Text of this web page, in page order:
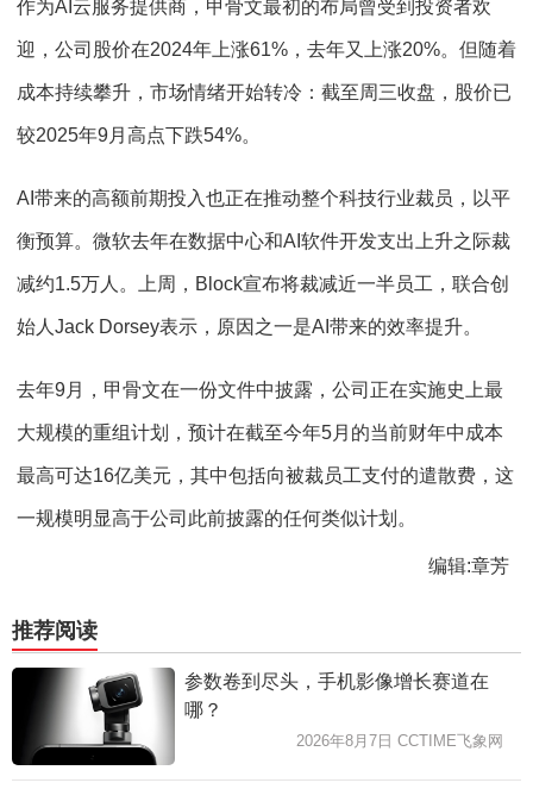
作为AI云服务提供商，甲骨文最初的布局曾受到投资者欢
迎，公司股价在2024年上涨61%，去年又上涨20%。但随着
成本持续攀升，市场情绪开始转冷：截至周三收盘，股价已
较2025年9月高点下跌54%。
AI带来的高额前期投入也正在推动整个科技行业裁员，以平
衡预算。微软去年在数据中心和AI软件开发支出上升之际裁
减约1.5万人。上周，Block宣布将裁减近一半员工，联合创
始人Jack Dorsey表示，原因之一是AI带来的效率提升。
去年9月，甲骨文在一份文件中披露，公司正在实施史上最
大规模的重组计划，预计在截至今年5月的当前财年中成本
最高可达16亿美元，其中包括向被裁员工支付的遣散费，这
一规模明显高于公司此前披露的任何类似计划。
编辑:章芳
推荐阅读
参数卷到尽头，手机影像增长赛道在
哪？
2026年8月7日 CCTIME飞象网